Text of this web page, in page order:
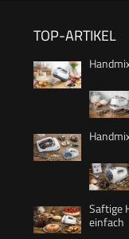
TOP-ARTIKEL
Saftige
einfach